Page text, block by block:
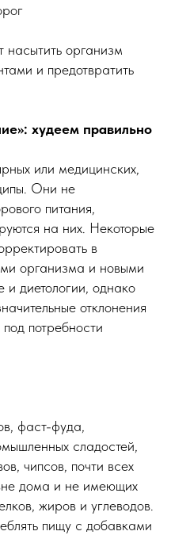
насытить организм
и предотвратить
худеем правильно
или медицинских,
Они не
питания,
на них. Некоторые
в
организма и новыми
диетологии, однако
отклонения
потребности
фаст-фуда,
сладостей,
чипсов, почти всех
дома и не имеющих
жиров и углеводов.
пищу с добавками